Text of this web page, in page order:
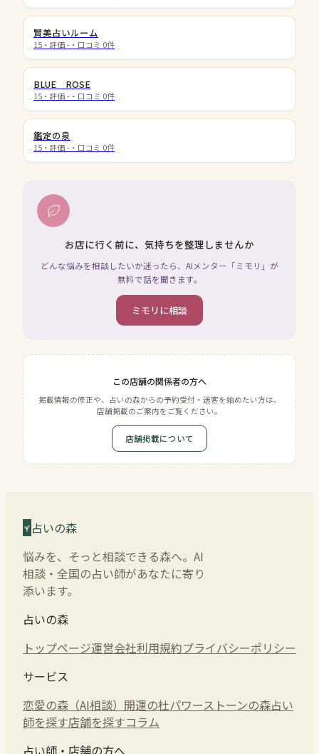
賢美占いルーム
15 ・評価 - ・口コミ 0件
BLUE ROSE
15 ・評価 - ・口コミ 0件
鑑定の泉
15 ・評価 - ・口コミ 0件
お店に行く前に、気持ちを整理しませんか
どんな悩みを相談したいか迷ったら、AIメンター「ミモリ」が
無料で話を聞きます。
ミモリに相談
この店舗の関係者の方へ
掲載情報の修正や、占いの森からの予約受付・送客を始めたい方は、
店舗掲載のご案内をご覧ください。
店舗掲載について
占いの森
悩みを、そっと相談できる森へ。AI
相談・全国の占い師があなたに寄り
添います。
占いの森
トップページ運営会社利用規約プライバシーポリシー
サービス
恋愛の森（AI相談） 開運の杜パワーストーンの森占い
師を探す店舗を探すコラム
占い師・店舗の方へ